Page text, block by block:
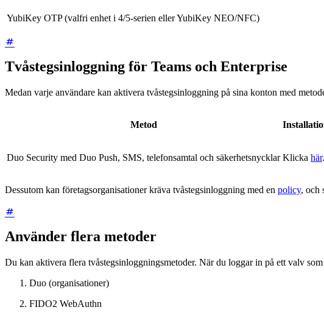
YubiKey OTP (valfri enhet i 4/5-serien eller YubiKey NEO/NFC)
Tvåstegsinloggning för Teams och Enterprise
Medan varje användare kan aktivera tvåstegsinloggning på sina konton med
Metod
Duo Security med Duo Push, SMS, telefonsamtal och säkerhetsnycklar Klicka här.
Dessutom kan företagsorganisationer kräva tvåstegsinloggning med en policy, och
Använder flera metoder
Du kan aktivera flera tvåstegsinloggningsmetoder. När du loggar in på ett valv
Duo (organisationer)
FIDO2 WebAuthn